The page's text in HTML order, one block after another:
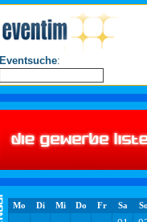
Eventsuche:
Mo Di Mi Do Fr Sa